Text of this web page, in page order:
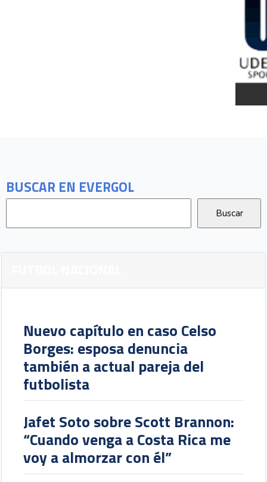
BUSCAR EN EVERGOL
Nuevo capítulo en caso Celso
Borges: esposa denuncia
también a actual pareja del
futbolista
Jafet Soto sobre Scott Brannon:
“Cuando venga a Costa Rica me
voy a almorzar con él”